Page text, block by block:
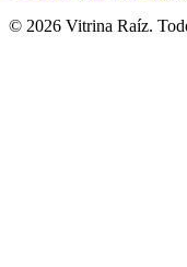
© 2026 Vitrina Raíz.